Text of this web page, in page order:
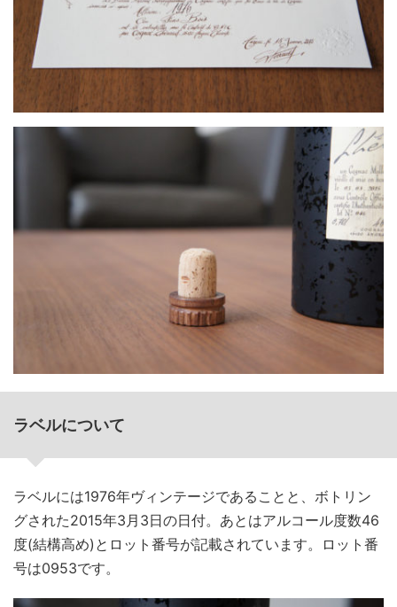
ラベルについて
ラベルには1976年ヴィンテージであることと、ボトリン
グされた2015年3月3日の日付。あとはアルコール度数46
度(結構高め)とロット番号が記載されています。ロット番
号は0953です。